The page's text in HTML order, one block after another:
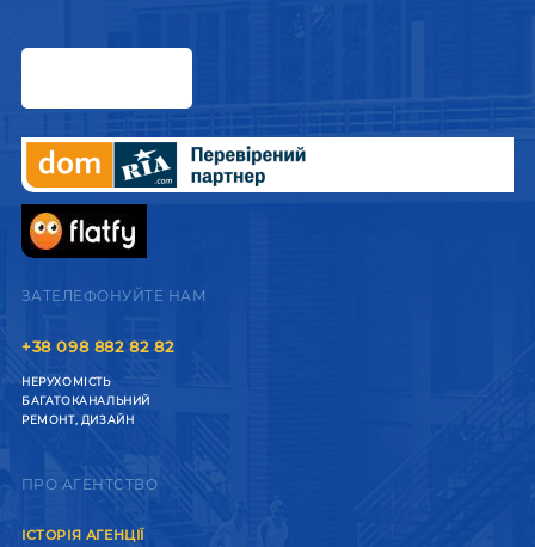
ЗАТЕЛЕФОНУЙТЕ НАМ
+38 098 882 82 82
НЕРУХОМІСТЬ
БАГАТОКАНАЛЬНИЙ
РЕМОНТ, ДИЗАЙН
ПРО АГЕНТСТВО
ІСТОРІЯ АГЕНЦІЇ